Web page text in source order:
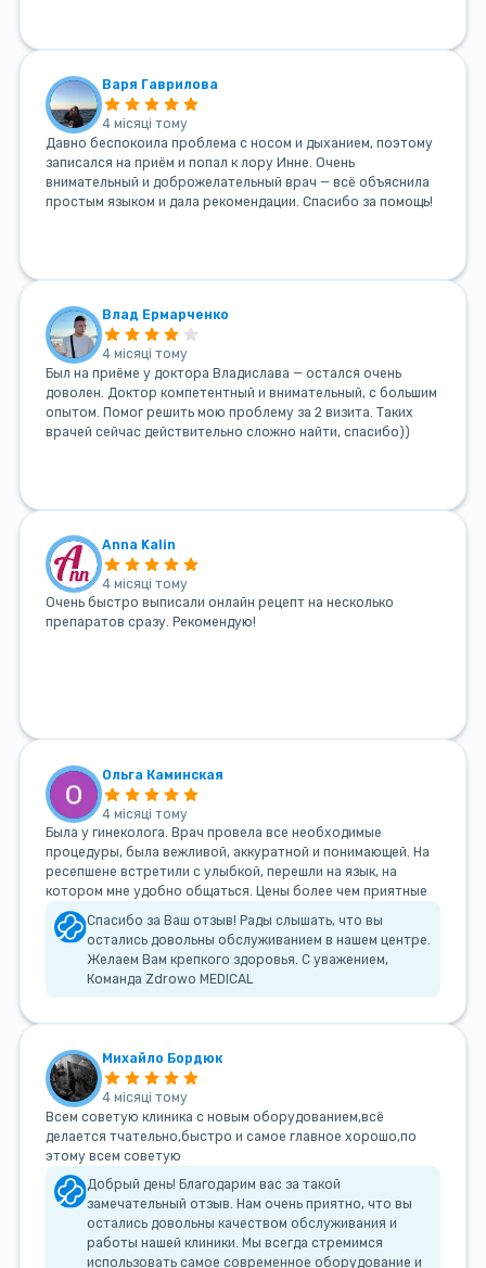
Варя Гаврилова
4 місяці тому
Давно беспокоила проблема с носом и дыханием, поэтому
записался на приём и попал к лору Инне. Очень
внимательный и доброжелательный врач — всё объяснила
простым языком и дала рекомендации. Спасибо за помощь!
Влад Ермарченко
4 місяці тому
Был на приёме у доктора Владислава — остался очень
доволен. Доктор компетентный и внимательный, с большим
опытом. Помог решить мою проблему за 2 визита. Таких
врачей сейчас действительно сложно найти, спасибо))
Anna Kalin
4 місяці тому
Очень быстро выписали онлайн рецепт на несколько
препаратов сразу. Рекомендую!
Ольга Каминская
4 місяці тому
Была у гинеколога. Врач провела все необходимые
процедуры, была вежливой, аккуратной и понимающей. На
ресепшене встретили с улыбкой, перешли на язык, на
котором мне удобно общаться. Цены более чем приятные
Спасибо за Ваш отзыв! Рады слышать, что вы
остались довольны обслуживанием в нашем центре.
Желаем Вам крепкого здоровья. С уважением,
Команда Zdrowo MEDICAL
Михайло Бордюк
4 місяці тому
Всем советую клиника с новым оборудованием,всё
делается тчательно,быстро и самое главное хорошо,по
этому всем советую
Добрый день! Благодарим вас за такой
замечательный отзыв. Нам очень приятно, что вы
остались довольны качеством обслуживания и
работы нашей клиники. Мы всегда стремимся
использовать самое современное оборудование и